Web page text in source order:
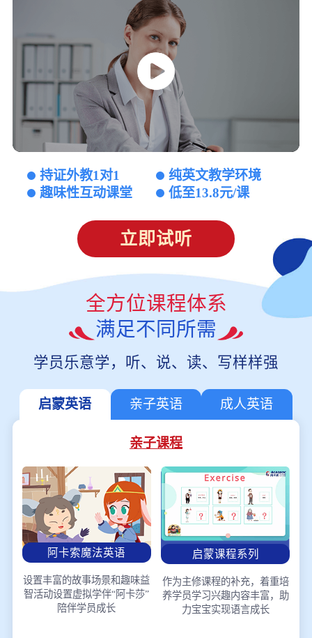
持证外教1对1
纯英文教学环境
趣味性互动课堂
低至13.8元/课
立即试听
全方位课程体系
满足不同所需
学员乐意学，听、说、读、写样样强
启蒙英语 亲子英语 成人英语
亲子课程
阿卡索魔法英语
设置丰富的故事场景和趣味益
智活动设置虚拟学伴“阿卡莎”
陪伴学员成长
启蒙课程系列
作为主修课程的补充，着重培
养学员学习兴趣内容丰富，助
力宝宝实现语言成长